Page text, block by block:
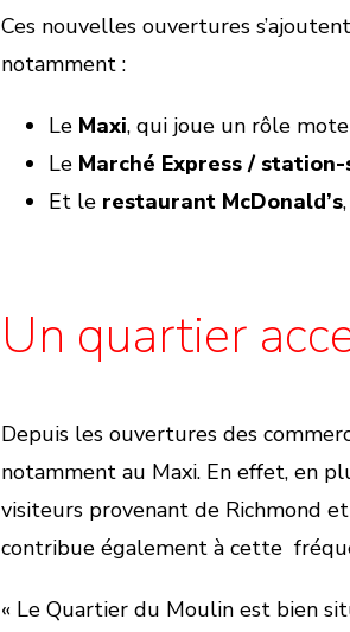
Ces nouvelles ouvertures
notamment :
Le Maxi, qui joue un rôle
Le Marché Express /
Et le restaurant McDonald’s
Un quartier
Depuis les ouvertures des
notamment au Maxi. En effet, en
visiteurs provenant de Richmond
contribue également à cette
« Le Quartier du Moulin est bien